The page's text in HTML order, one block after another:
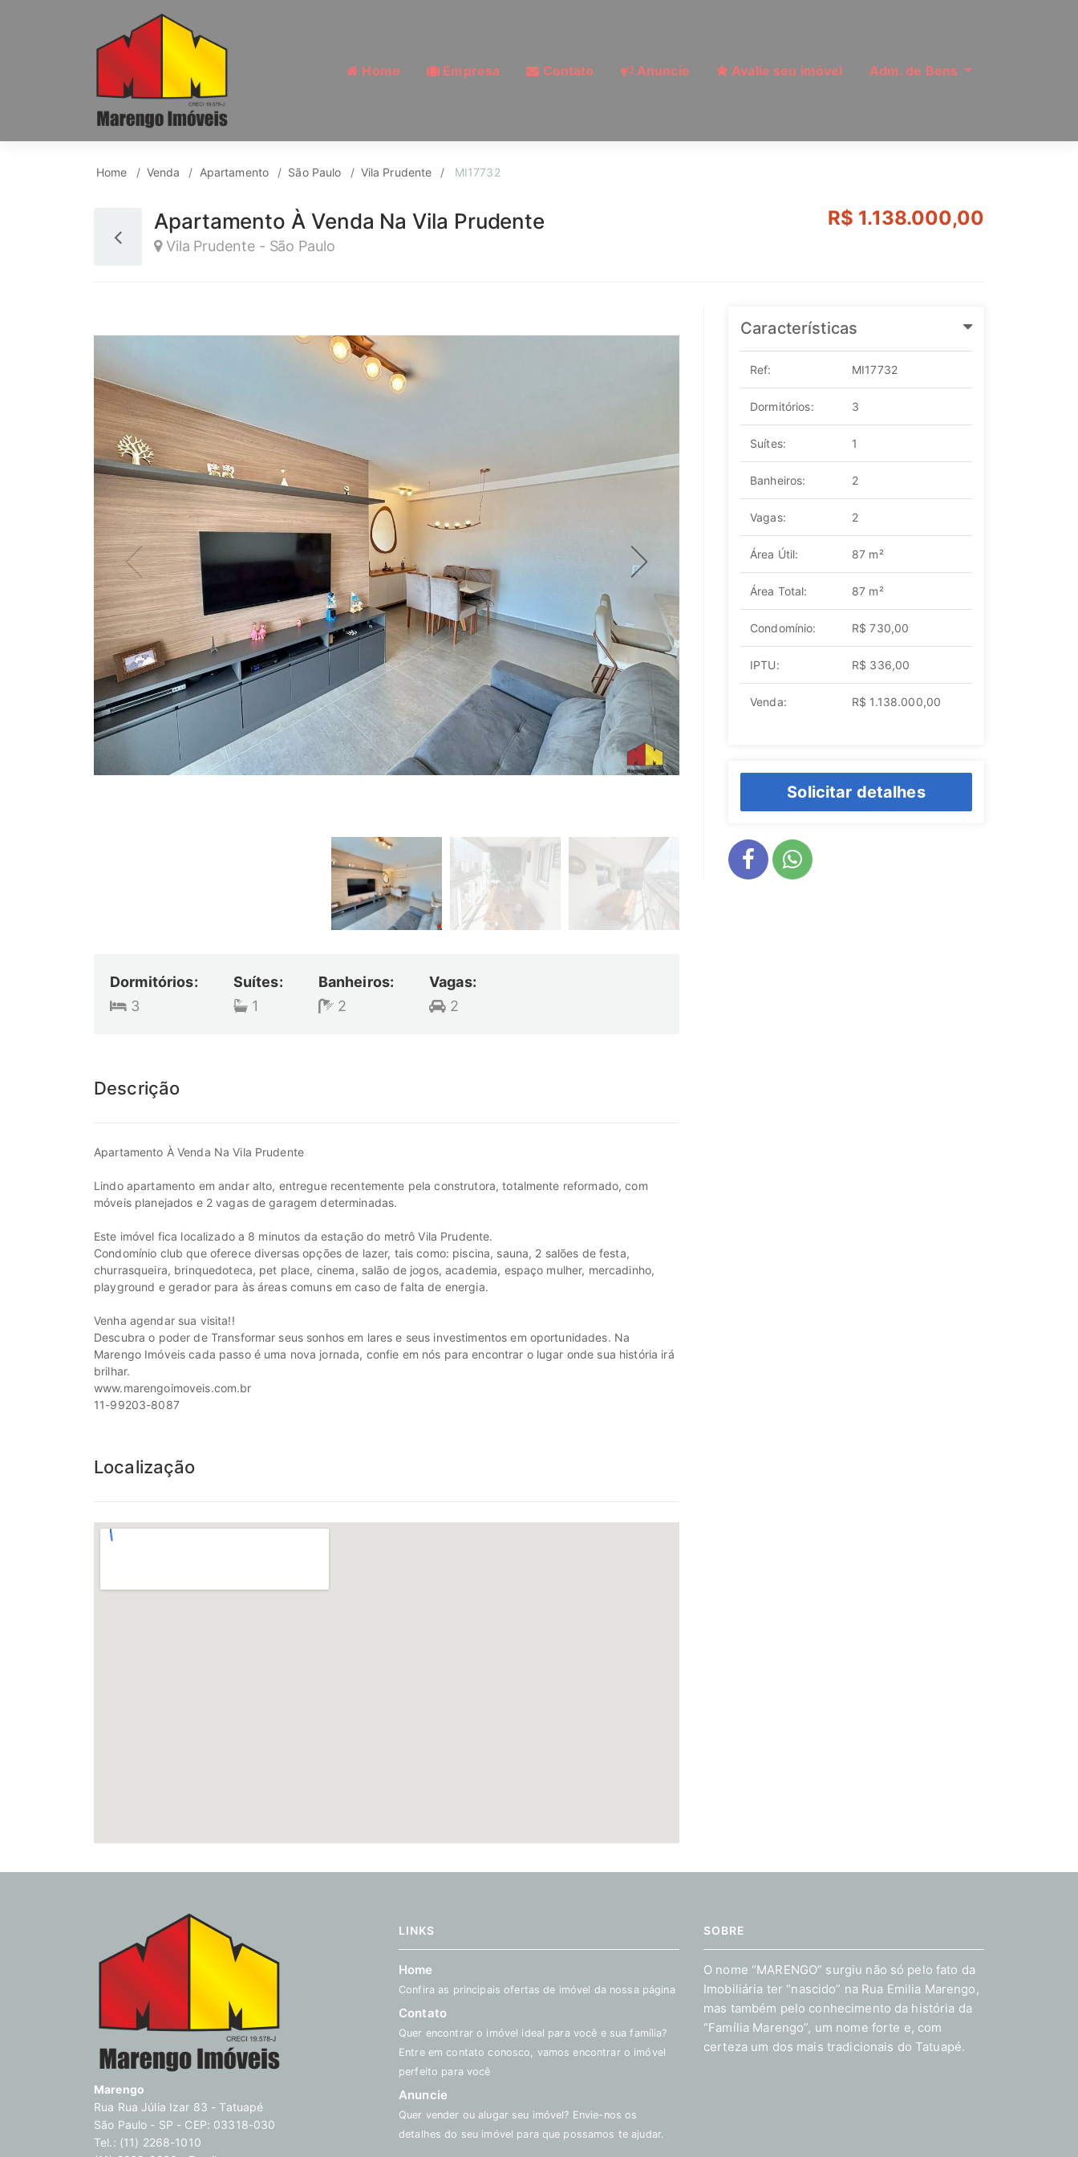
Home Empresa Contato Anuncie Avalie seu imóvel Adm. de Bens
Apartamento para Venda, Vila Prudente, São Paulo | Ref:
Home Venda Apartamento São Paulo Vila Prudente MI17732
Apartamento À Venda Na Vila Prudente
Vila Prudente - São Paulo
R$ 1.138.000,00
Dormitórios:
3
Suítes:
1
Banheiros:
2
Vagas:
2
Descrição
Apartamento À Venda Na Vila Prudente
Lindo apartamento em andar alto, entregue recentemente pela construtora, totalmente reformado, com
móveis planejados e 2 vagas de garagem determinadas.
Este imóvel fica localizado a 8 minutos da estação do metrô Vila Prudente.
Condomínio club que oferece diversas opções de lazer, tais como: piscina, sauna, 2 salões de festa,
churrasqueira, brinquedoteca, pet place, cinema, salão de jogos, academia, espaço mulher, mercadinho,
playground e gerador para às áreas comuns em caso de falta de energia.
Venha agendar sua visita!!
Descubra o poder de Transformar seus sonhos em lares e seus investimentos em oportunidades. Na
Marengo Imóveis cada passo é uma nova jornada, confie em nós para encontrar o lugar onde sua história irá
brilhar.
www.marengoimoveis.com.br
11-99203-8087
Localização
Características
Ref: MI17732
Dormitórios: 3
Suítes: 1
Banheiros: 2
Vagas: 2
Área Útil: 87 m²
Área Total: 87 m²
Condomínio: R$ 730,00
IPTU: R$ 336,00
Venda: R$ 1.138.000,00
Solicitar detalhes
Marengo
Rua Rua Júlia Izar 83 - Tatuapé
São Paulo - SP - CEP: 03318-030
Tel.: (11) 2268-1010
LINKS
Home
Confira as principais ofertas de imóvel da nossa página
Contato
Quer encontrar o imóvel ideal para você e sua família?
Entre em contato conosco, vamos encontrar o imóvel
perfeito para você
Anuncie
Quer vender ou alugar seu imóvel? Envie-nos os
detalhes do seu imóvel para que possamos te ajudar.
SOBRE
O nome “MARENGO” surgiu não só pelo fato da
Imobiliária ter “nascido” na Rua Emilia Marengo,
mas também pelo conhecimento da história da
“Família Marengo”, um nome forte e, com
certeza um dos mais tradicionais do Tatuapé.